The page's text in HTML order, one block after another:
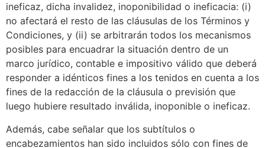
ineficaz, dicha invalidez, inoponibilidad o ineficacia: (i)
no afectará el resto de las cláusulas de los Términos y
Condiciones, y (ii) se arbitrarán todos los mecanismos
posibles para encuadrar la situación dentro de un
marco jurídico, contable e impositivo válido que deberá
responder a idénticos fines a los tenidos en cuenta a los
fines de la redacción de la cláusula o previsión que
luego hubiere resultado inválida, inoponible o ineficaz.
Además, cabe señalar que los subtítulos o
encabezamientos han sido incluidos sólo con fines de